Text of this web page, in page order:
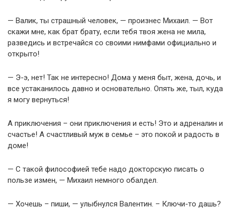
— Валик, ты страшный человек, — произнес Михаил. — Вот
скажи мне, как брат брату, если тебя твоя жена не мила,
разведись и встречайся со своими нимфами официально и
открыто!
— Э-э, нет! Так не интересно! Дома у меня быт, жена, дочь, и
все устаканилось давно и основательно. Опять же, тыл, куда
я могу вернуться!
А приключения – они приключения и есть! Это и адреналин и
счастье! А счастливый муж в семье – это покой и радость в
доме!
— С такой философией тебе надо докторскую писать о
пользе измен, — Михаил немного обалдел.
— Хочешь – пиши, — улыбнулся Валентин. – Ключи-то дашь?